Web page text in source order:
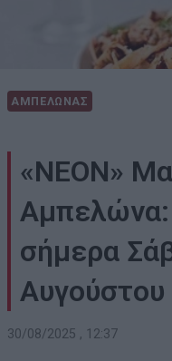
ΑΜΠΕΛΩΝΑΣ
«ΝΕΟΝ»
Αμπελώνα:
σήμερα
Αυγούστου
30/08/2025 , 12:37